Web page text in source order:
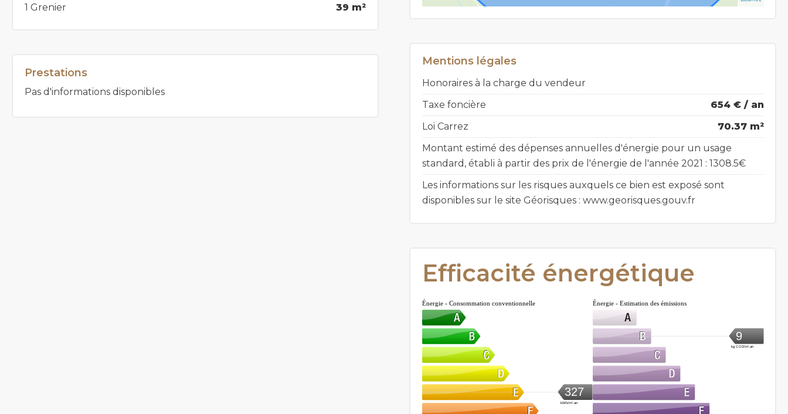
1 Grenier
39 m²
Prestations
Pas d'informations disponibles
Mentions légales
Honoraires à la charge du vendeur
Taxe foncière
654 € / an
Loi Carrez
70.37 m²
Montant estimé des dépenses annuelles d'énergie pour un usage
standard, établi à partir des prix de l'énergie de l'année 2021 : 1308.5€
Les informations sur les risques auxquels ce bien est exposé sont
disponibles sur le site Géorisques : www.georisques.gouv.fr
Efficacité énergétique
Énergie - Consommation conventionnelle
327
kWh/m².an
Énergie - Estimation des émissions
9
kg CO2/m².an